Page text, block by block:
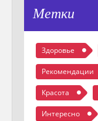
Метки
Здоровье
Рекомендации
Красота
Интересно